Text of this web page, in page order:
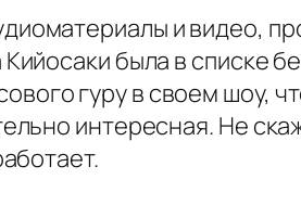
и видео,
была в списке
гуру в своем шоу,
интересная. Не